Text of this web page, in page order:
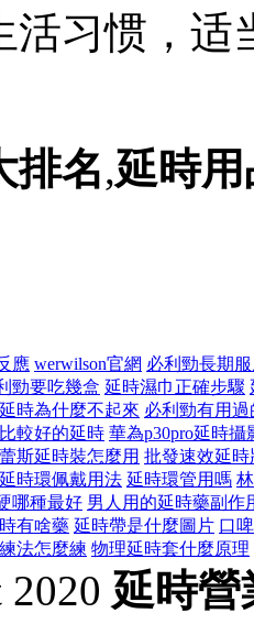
活习惯，
排名,延時
應 werwilson官網 必利勁長期
勁要吃幾盒 延時濕巾正確步驟
時為什麼不起來 必利勁有用過
比較好的延時 華為p30pro延時攝
斯延時裝怎麼用 批發速效延時
延時環佩戴用法 延時環管用嗎
哪種最好 男人用的延時藥副作
有啥藥 延時帶是什麼圖片 口
法怎麼練 物理延時套什麼原理
延時營